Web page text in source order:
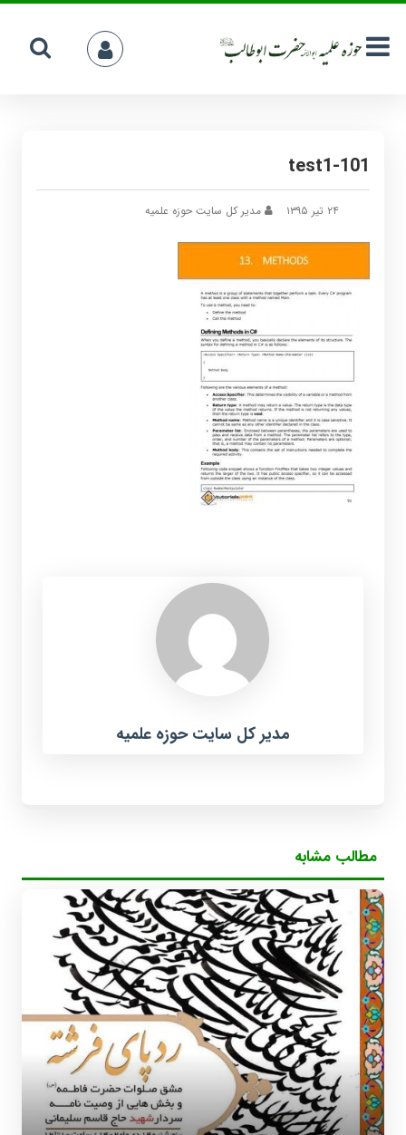
test1-101
۲۴ تیر ۱۳۹۵ مدیر کل سایت حوزه علمیه
مدیر کل سایت حوزه علمیه
مطالب مشابه